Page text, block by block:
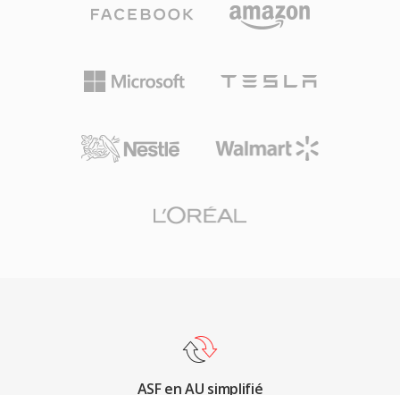
ASF en AU simplifié